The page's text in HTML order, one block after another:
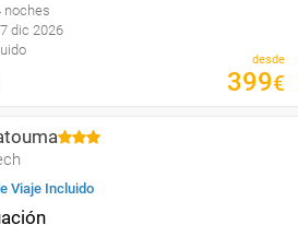
noches
dic 2026
desde
399€
Viaje Incluido